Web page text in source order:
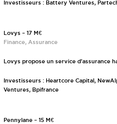
Investisseurs : Battery Ventures,
Lovys – 17 M€
Finance, Assurance
Lovys propose un service d’assurance
Investisseurs : Heartcore Capital,
Ventures, Bpifrance
Pennylane – 15 M€